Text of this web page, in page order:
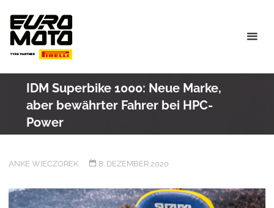
content
IDM Superbike 1000: Neue Marke,
aber bewährter Fahrer bei HPC-
Power
ANKE WIECZOREK 8. DEZEMBER 2020